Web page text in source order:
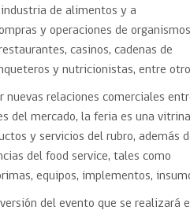
Gestión de Contratos
Compras públicas con
de alimentos y a
y operaciones de organismos
casinos, cadenas de
y nutricionistas, entre
nuevas relaciones comerciales
del mercado, la feria es una vitrina
y servicios del rubro, además
del food service, tales como
equipos, implementos,
del evento que se realizará